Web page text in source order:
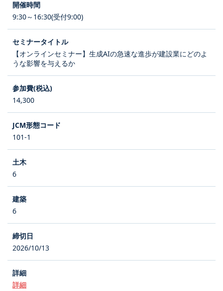
9:30～16:30(受付9:00)
【オンラインセミナー】生成AIの急速な進歩が建設業にどのよ
うな影響を与えるか
14,300
101-1
6
6
2026/10/13
詳細